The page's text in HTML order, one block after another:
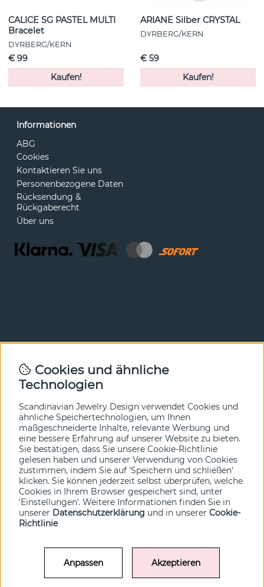
CALICE SG PASTEL MULTI
Bracelet
DYRBERG/KERN
€ 99
Kaufen!
ARIANE Silber CRYSTAL
DYRBERG/KERN
€ 59
Kaufen!
Informationen
ABG
Cookies
Kontaktieren Sie uns
Personenbezogene Daten
Rücksendung &
Rückgaberecht
Über uns
Newsletter
In unserem Newsletter erfahren Sie vor allen anderen
hier an.
Ja bitte!
© SCANDINAVIAN JEWELRY DESIGN / SJD of Sweden AB 2022
Cookies und ähnliche
Technologien
Scandinavian Jewelry Design verwendet Cookies und
ähnliche Speichertechnologien, um Ihnen
maßgeschneiderte Inhalte, relevante Werbung und
eine bessere Erfahrung auf unserer Website zu bieten.
Sie bestätigen, dass Sie unsere Cookie-Richtlinie
gelesen haben und unserer Verwendung von Cookies
zustimmen, indem Sie auf 'Speichern und schließen'
klicken. Sie können jederzeit selbst überprüfen, welche
Cookies in Ihrem Browser gespeichert sind, unter
'Einstellungen'. Weitere Informationen finden Sie in
unserer Datenschutzerklärung und in unserer Cookie-
Richtlinie
Anpassen Akzeptieren